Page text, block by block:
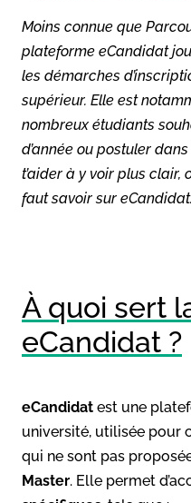
Moins connue que
plateforme eCandidat
les démarches
supérieur. Elle est
nombreux étudiants
d’année ou postuler
t’aider à y voir plus clair,
faut savoir sur eCandidat.
À quoi sert
eCandidat ?
eCandidat est une
université, utilisée pour
qui ne sont pas
Master. Elle permet